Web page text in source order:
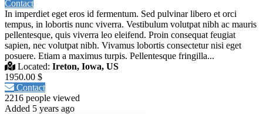
Contact
In imperdiet eget eros id fermentum. Sed pulvinar libero et orci
tempus, in lobortis nunc viverra. Vestibulum volutpat nibh ac mauris
pellentesque, quis viverra leo eleifend. Proin consequat feugiat
sapien, nec volutpat nibh. Vivamus lobortis consectetur nisi eget
posuere. Etiam a maximus turpis. Pellentesque fringilla...
Located: Ireton, Iowa, US
1950.00 $
Contact
2216 people viewed
Added 5 years ago